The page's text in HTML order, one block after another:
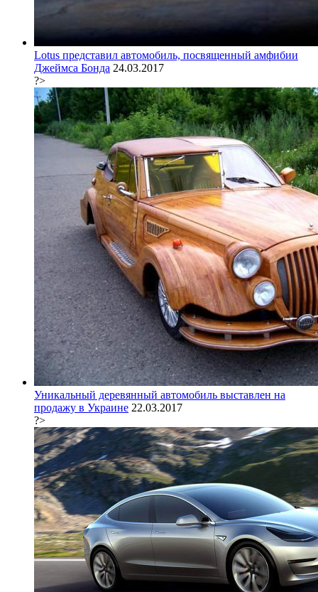
Lotus представил автомобиль, посвященный амфибии
Джеймса Бонда 24.03.2017
?>
Уникальный деревянный автомобиль выставлен на
продажу в Украине 22.03.2017
?>